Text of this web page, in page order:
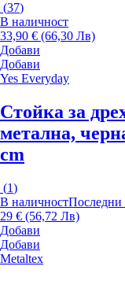
(37)
В наличност
33,90 € (66,30 Лв)
Добави
Добави
Yes Everyday
Стойка за
метална,
cm
(1)
В наличностПоследни
29 € (56,72 Лв)
Добави
Добави
Metaltex